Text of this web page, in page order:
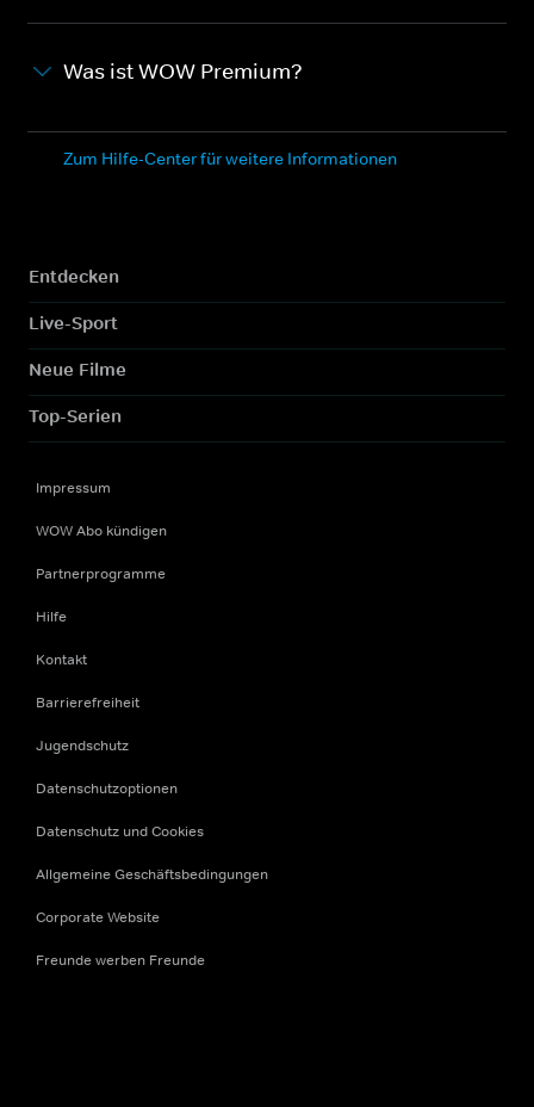
Was ist WOW Premium?
Zum Hilfe-Center für weitere Informationen
Entdecken
Live-Sport
Neue Filme
Top-Serien
Impressum
WOW Abo kündigen
Partnerprogramme
Hilfe
Kontakt
Barrierefreiheit
Jugendschutz
Datenschutzoptionen
Datenschutz und Cookies
Allgemeine Geschäftsbedingungen
Corporate Website
Freunde werben Freunde